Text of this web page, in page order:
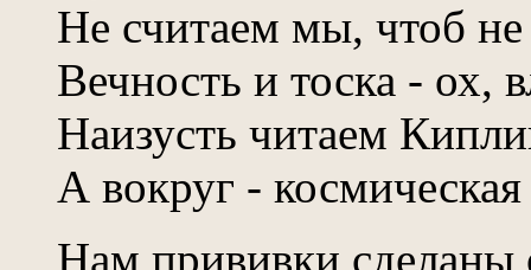
Не считаем мы, чтоб
Вечность и тоска - ох,
Наизусть читаем
А вокруг -
Нам прививки сделаны